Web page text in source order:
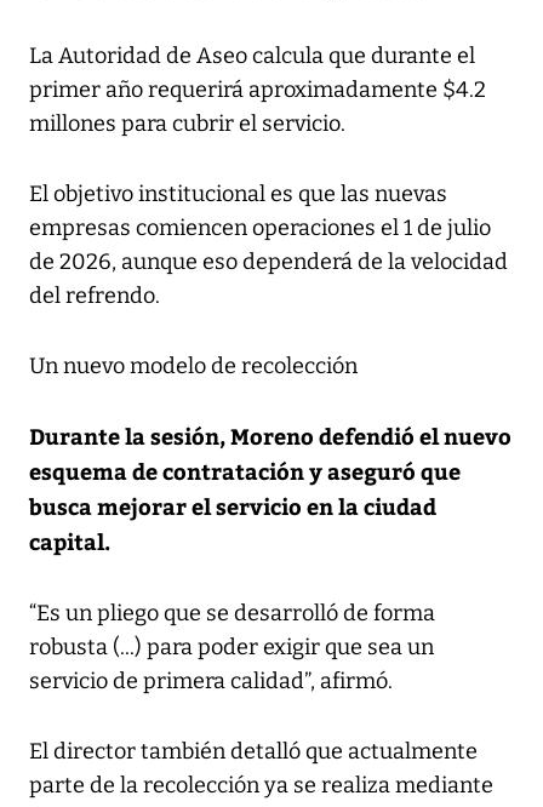
La Autoridad de Aseo calcula que durante el
primer año requerirá aproximadamente $4.2
millones para cubrir el servicio.
El objetivo institucional es que las nuevas
empresas comiencen operaciones el 1 de julio
de 2026, aunque eso dependerá de la velocidad
del refrendo.
Un nuevo modelo de recolección
Durante la sesión, Moreno defendió el nuevo
esquema de contratación y aseguró que
busca mejorar el servicio en la ciudad
capital.
“Es un pliego que se desarrolló de forma
robusta (...) para poder exigir que sea un
servicio de primera calidad”, afirmó.
El director también detalló que actualmente
parte de la recolección ya se realiza mediante